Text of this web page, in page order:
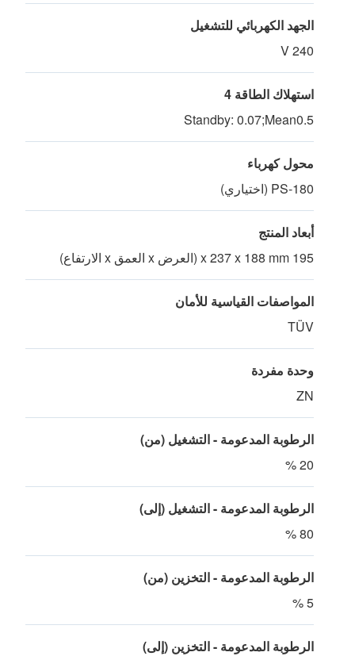
الجهد الكهربائي للتشغيل
240 V
استهلاك الطاقة 4
Standby: 0.07;Mean0.5
محول كهرباء
PS-180 (اختياري)
أبعاد المنتج
195 x 237 x 188 mm (العرض x العمق x الارتفاع)
المواصفات القياسية للأمان
TÜV
وحدة مفردة
ZN
الرطوبة المدعومة - التشغيل (من)
20 %
الرطوبة المدعومة - التشغيل (إلى)
80 %
الرطوبة المدعومة - التخزين (من)
5 %
الرطوبة المدعومة - التخزين (إلى)